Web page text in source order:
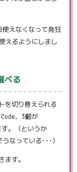
えなくなって発狂
えるようにしまし
べる
を切り替えられる
、3個が
。（というか
なっている･･･）
す。